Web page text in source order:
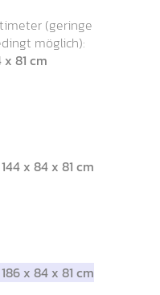
(geringe
möglich):
x 81 cm
x 84 x 81 cm
x 84 x 81 cm